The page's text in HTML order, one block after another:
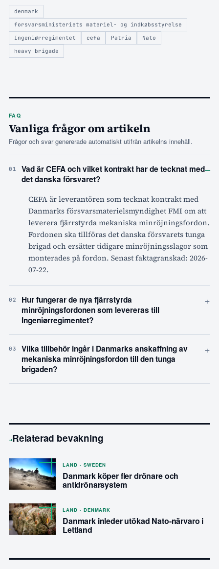
denmark
forsvarsministeriets materiel- og indkøbsstyrelse
Ingeniørregimentet
cefa Patria
Nato
heavy brigade
FAQ
Vanliga frågor om artikeln
Frågor och svar genererade automatiskt utifrån artikelns innehåll.
01
Vad är CEFA och vilket kontrakt har de tecknat med
det danska försvaret?
–
CEFA är leverantören som tecknat kontrakt med
Danmarks försvarsmaterielsmyndighet FMI om att
leverera fjärrstyrda mekaniska minröjningsfordon.
Fordonen ska tillföras det danska försvarets tunga
brigad och ersätter tidigare minröjningsslagor som
monterades på fordon. Senast faktagranskad: 2026-
07-22.
02
Hur fungerar de nya fjärrstyrda
minröjningsfordonen som levereras till
Ingeniørregimentet?
+
03
Vilka tillbehör ingår i Danmarks anskaffning av
mekaniska minröjningsfordon till den tunga
brigaden?
+
→Relaterad bevakning
LAND · SWEDEN
Danmark köper fler drönare och
antidrönarsystem
LAND · DENMARK
Danmark inleder utökad Nato-närvaro i
Lettland